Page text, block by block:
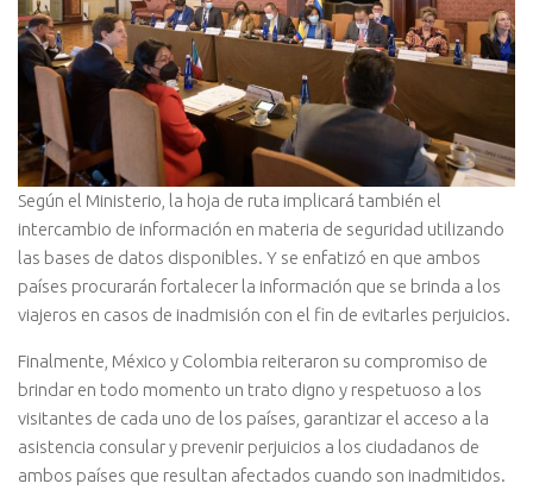
Según el Ministerio, la hoja de ruta implicará también el
intercambio de información en materia de seguridad utilizando
las bases de datos disponibles. Y se enfatizó en que ambos
países procurarán fortalecer la información que se brinda a los
viajeros en casos de inadmisión con el fin de evitarles perjuicios.
Finalmente, México y Colombia reiteraron su compromiso de
brindar en todo momento un trato digno y respetuoso a los
visitantes de cada uno de los países, garantizar el acceso a la
asistencia consular y prevenir perjuicios a los ciudadanos de
ambos países que resultan afectados cuando son inadmitidos.